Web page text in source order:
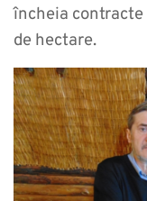
încheia contracte
de hectare.